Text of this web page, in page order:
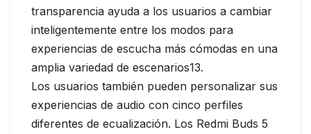
transparencia ayuda a los usuarios a cambiar
inteligentemente entre los modos para
experiencias de escucha más cómodas en una
amplia variedad de escenarios13.
Los usuarios también pueden personalizar sus
experiencias de audio con cinco perfiles
diferentes de ecualización. Los Redmi Buds 5